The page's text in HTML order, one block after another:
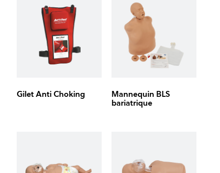
Gilet Anti Choking
Mannequin BLS
bariatrique